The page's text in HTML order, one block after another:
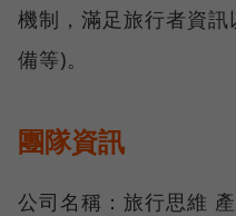
機制，滿足旅行者資
備等)。
團隊資訊
公司名稱：旅行思維